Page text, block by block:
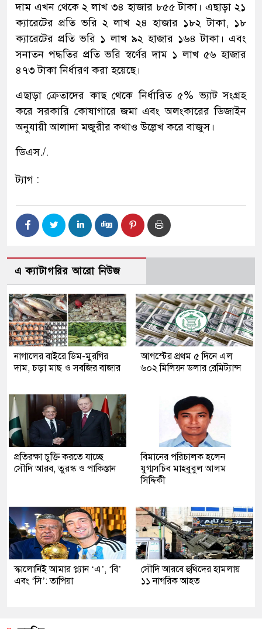
দাম এখন থেকে ২ লাখ ৩৪ হাজার ৮৫৫ টাকা। এছাড়া ২১
ক্যারেটের প্রতি ভরি ২ লাখ ২৪ হাজার ১৮২ টাকা, ১৮
ক্যারেটের প্রতি ভরি ১ লাখ ৯২ হাজার ১৬৪ টাকা। এবং
সনাতন পদ্ধতির প্রতি ভরি স্বর্ণের দাম ১ লাখ ৫৬ হাজার
৪৭৩ টাকা নির্ধারণ করা হয়েছে।
এছাড়া ক্রেতাদের কাছ থেকে নির্ধারিত ৫% ভ্যাট সংগ্রহ
করে সরকারি কোষাগারে জমা এবং অলংকারের ডিজাইন
অনুযায়ী আলাদা মজুরীর কথাও উল্লেখ করে বাজুস।
ডিএস./.
ট্যাগ :
এ ক্যাটাগরির আরো নিউজ
নাগালের বাইরে ডিম-মুরগির
দাম, চড়া মাছ ও সবজির বাজার
আগস্টের প্রথম ৫ দিনে এল
৬০২ মিলিয়ন ডলার রেমিট্যান্স
প্রতিরক্ষা চুক্তি করতে যাচ্ছে
সৌদি আরব, তুরস্ক ও পাকিস্তান
বিমানের পরিচালক হলেন
যুগ্মসচিব মাহবুবুল আলম
সিদ্দিকী
স্কালোনিই আমার প্ল্যান ‘এ’, ‘বি’
এবং ‘সি’: তাপিয়া
সৌদি আরবে হুথিদের হামলায়
১১ নাগরিক আহত